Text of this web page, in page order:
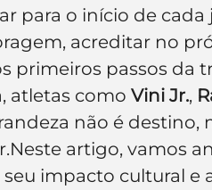
para o início de
acreditar no
primeiros passos da
atletas como Vini Jr.,
não é destino,
artigo, vamos
impacto cultural e